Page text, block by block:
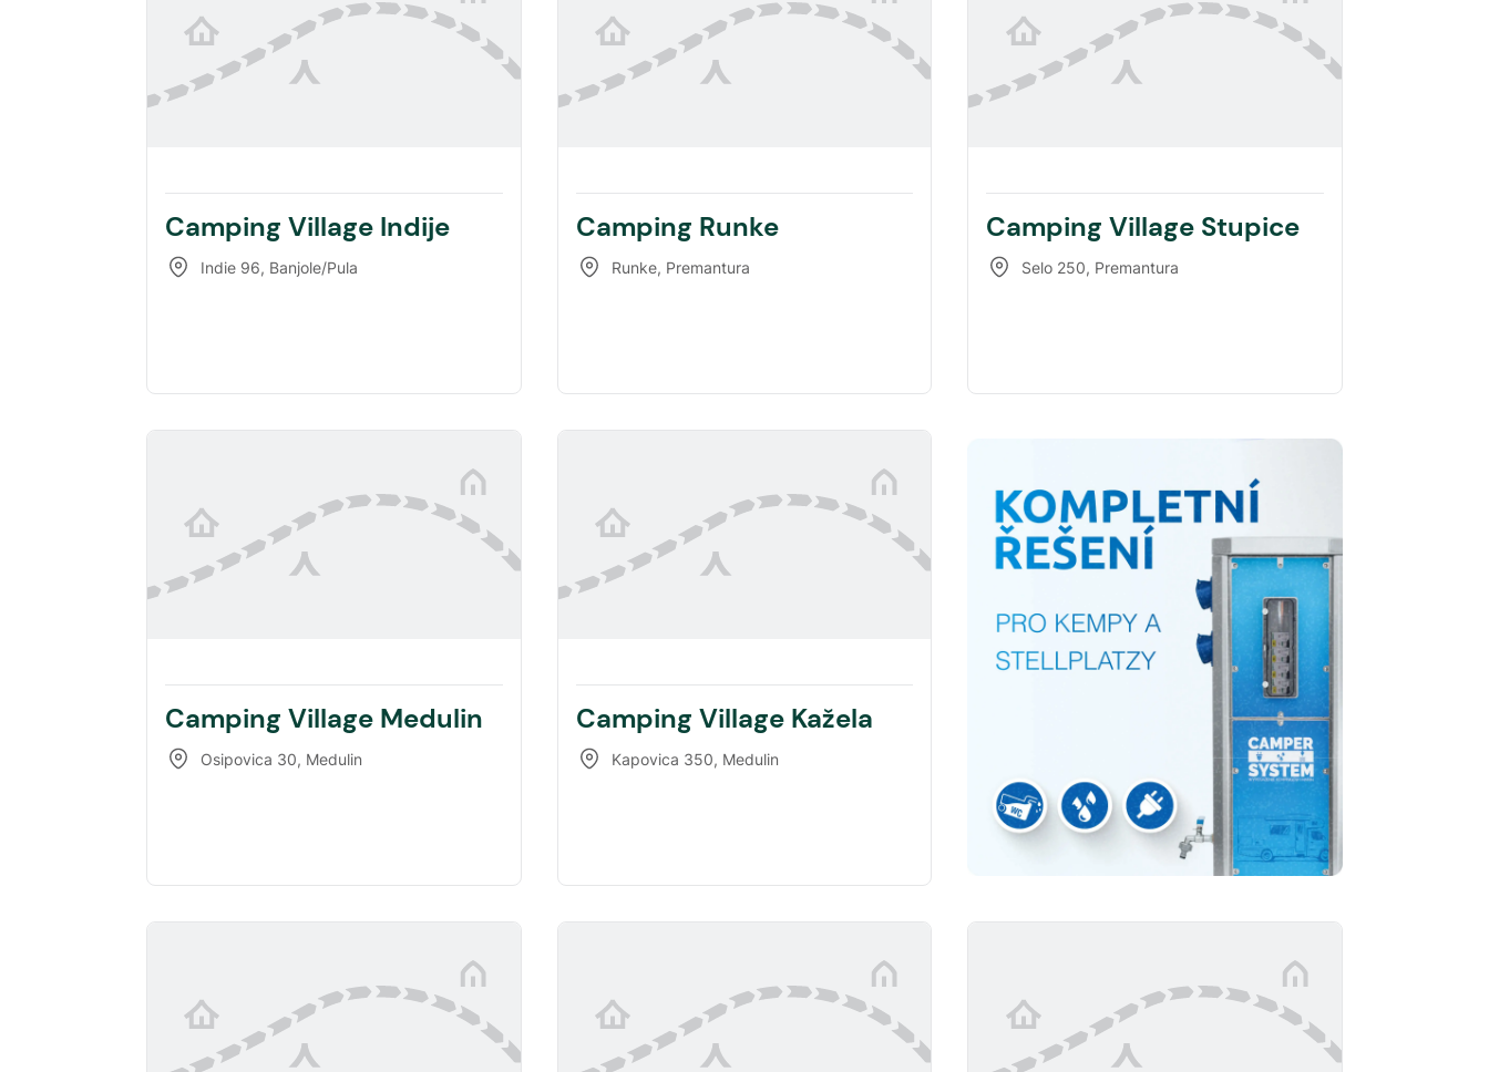
Camping Village Indije
Indie 96, Banjole/Pula
Camping Runke
Runke, Premantura
Camping Village Stupice
Selo 250, Premantura
Camping Village Medulin
Osipovica 30, Medulin
Camping Village Kažela
Kapovica 350, Medulin